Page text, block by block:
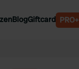
BlogGiftcard PRO+